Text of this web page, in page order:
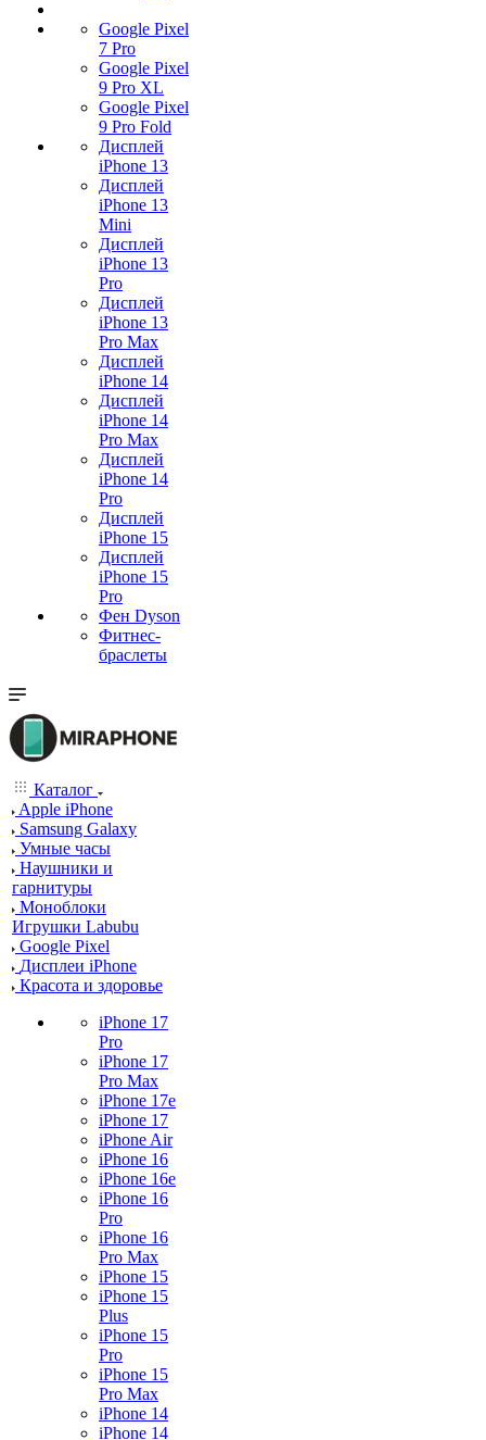
Google Pixel
7 Pro
Google Pixel
9 Pro XL
Google Pixel
9 Pro Fold
Дисплей
iPhone 13
Дисплей
iPhone 13
Mini
Дисплей
iPhone 13
Pro
Дисплей
iPhone 13
Pro Max
Дисплей
iPhone 14
Дисплей
iPhone 14
Pro Max
Дисплей
iPhone 14
Pro
Дисплей
iPhone 15
Дисплей
iPhone 15
Pro
Фен Dyson
Фитнес-
браслеты
Каталог
Apple iPhone
Samsung Galaxy
Умные часы
Наушники и
гарнитуры
Моноблоки
Игрушки Labubu
Google Pixel
Дисплеи iPhone
Красота и здоровье
iPhone 17
Pro
iPhone 17
Pro Max
iPhone 17e
iPhone 17
iPhone Air
iPhone 16
iPhone 16e
iPhone 16
Pro
iPhone 16
Pro Max
iPhone 15
iPhone 15
Plus
iPhone 15
Pro
iPhone 15
Pro Max
iPhone 14
iPhone 14